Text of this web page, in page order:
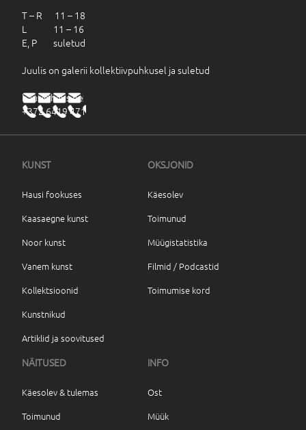
T – R 11 – 18
L 11 – 16
E, P suletud
Juulis on galerii kollektiivpuhkusel ja suletud
haus@haus.ee
+372 6419 471
KUNST
Hausi fookuses
Kaasaegne kunst
Noor kunst
Vanem kunst
Kollektsioonid
Kunstnikud
Artiklid ja soovitused
OKSJONID
Käesolev
Toimunud
Müügistatistika
Filmid / Podcastid
Toimumise kord
NÄITUSED
Käesolev & tulemas
Toimunud
INFO
Ost
Müük